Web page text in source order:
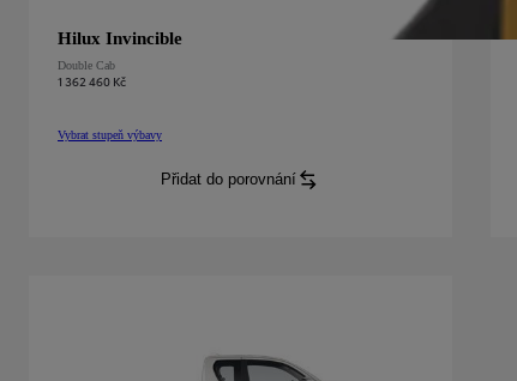
Hilux Invincible
Double Cab
1 362 460 Kč
Hilux Invincible Double Cab
Vybrat stupeň výbavy
Přidat do porovnání